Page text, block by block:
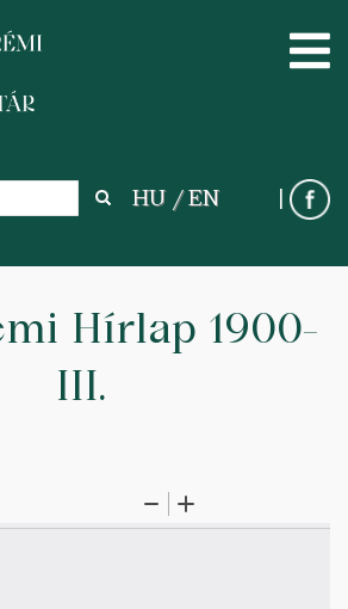
HU EN
Hírlap 1900-
III.